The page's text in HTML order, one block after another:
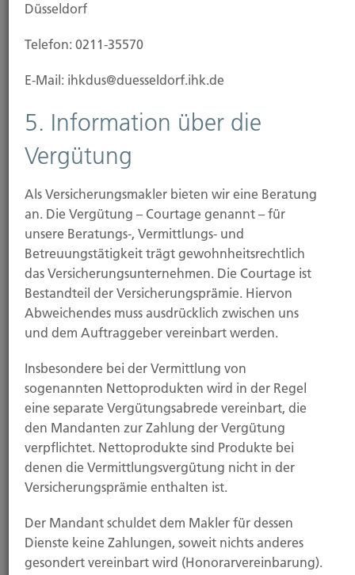
2. Status, Erlaubnis und
Registrierung
Abs. 1 GewO
Versicherungs­vermittler­registernummer: D-
3. Registerstelle
Deutscher Industrie- und Handelskammertag (DIHK)
e.V.
Breite Straße 29, 10178 Berlin
Internet: www.vermittlerregister.info
4. Aufsichtsbehörde
Südwestfälische Industrie- und
Handelskammer zu Hagen
Düsseldorf
Telefon: 0211-35570
E-Mail: ihkdus@duesseldorf.ihk.de
5. Information über die
Vergütung
Als Versicherungsmakler bieten wir eine Beratung
an. Die Vergütung – Courtage genannt – für
unsere Beratungs-, Vermittlungs- und
Betreuungstätigkeit trägt gewohnheitsrechtlich
das Versicherungsunternehmen. Die Courtage ist
Bestandteil der Versicherungsprämie. Hiervon
Abweichendes muss ausdrücklich zwischen uns
und dem Auftraggeber vereinbart werden.
Insbesondere bei der Vermittlung von
sogenannten Nettoprodukten wird in der Regel
eine separate Vergütungsabrede vereinbart, die
den Mandanten zur Zahlung der Vergütung
verpflichtet. Nettoprodukte sind Produkte bei
denen die Vermittlungsvergütung nicht in der
Versicherungsprämie enthalten ist.
Der Mandant schuldet dem Makler für dessen
Dienste keine Zahlungen, soweit nichts anderes
gesondert vereinbart wird (Honorarvereinbarung).